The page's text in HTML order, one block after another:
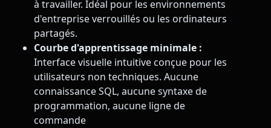
à travailler. Idéal pour les environnements
d'entreprise verrouillés ou les ordinateurs
partagés.
Courbe d'apprentissage minimale :
Interface visuelle intuitive conçue pour les
utilisateurs non techniques. Aucune
connaissance SQL, aucune syntaxe de
programmation, aucune ligne de
commande